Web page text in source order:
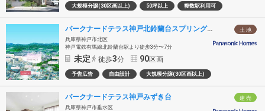
大規模分譲(30区画以上) 50坪以上 複数駅利用可
土 地
パークナードテラス神戸北鈴蘭台スプリングス（建築条件付）
兵庫県神戸市北区
神戸電鉄有馬線北鈴蘭台駅より徒歩3分〜7分
未定 徒歩3分 90区画
予告広告 自由設計 大規模分譲(30区画以上)
建 売
パークナードテラス神戸みずき台
兵庫県神戸市垂水区